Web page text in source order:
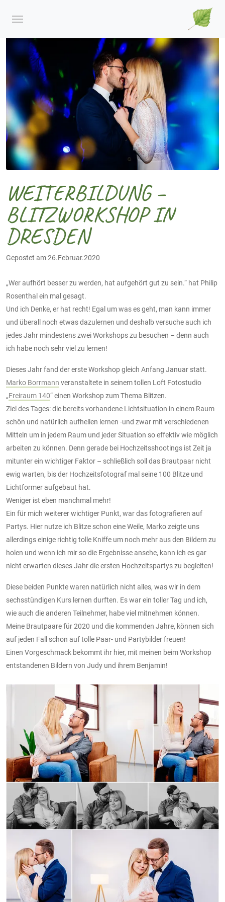
WEITERBILDUNG –
BLITZWORKSHOP IN
DRESDEN
Gepostet am 26.Februar.2020
„Wer aufhört besser zu werden, hat aufgehört gut zu sein.“ hat Philip
Rosenthal ein mal gesagt.
Und ich Denke, er hat recht! Egal um was es geht, man kann immer
und überall noch etwas dazulernen und deshalb versuche auch ich
jedes Jahr mindestens zwei Workshops zu besuchen – denn auch
ich habe noch sehr viel zu lernen!
Dieses Jahr fand der erste Workshop gleich Anfang Januar statt.
Marko Borrmann veranstaltete in seinem tollen Loft Fotostudio
„Freiraum 140“ einen Workshop zum Thema Blitzen.
Ziel des Tages: die bereits vorhandene Lichtsituation in einem Raum
schön und natürlich aufhellen lernen -und zwar mit verschiedenen
Mitteln um in jedem Raum und jeder Situation so effektiv wie möglich
arbeiten zu können. Denn gerade bei Hochzeitsshootings ist Zeit ja
mitunter ein wichtiger Faktor – schließlich soll das Brautpaar nicht
ewig warten, bis der Hochzeitsfotograf mal seine 100 Blitze und
Lichtformer aufgebaut hat.
Weniger ist eben manchmal mehr!
Ein für mich weiterer wichtiger Punkt, war das fotografieren auf
Partys. Hier nutze ich Blitze schon eine Weile, Marko zeigte uns
allerdings einige richtig tolle Kniffe um noch mehr aus den Bildern zu
holen und wenn ich mir so die Ergebnisse ansehe, kann ich es gar
nicht erwarten dieses Jahr die ersten Hochzeitspartys zu begleiten!
Diese beiden Punkte waren natürlich nicht alles, was wir in dem
sechsstündigen Kurs lernen durften. Es war ein toller Tag und ich,
wie auch die anderen Teilnehmer, habe viel mitnehmen können.
Meine Brautpaare für 2020 und die kommenden Jahre, können sich
auf jeden Fall schon auf tolle Paar- und Partybilder freuen!
Einen Vorgeschmack bekommt ihr hier, mit meinen beim Workshop
entstandenen Bildern von Judy und ihrem Benjamin!